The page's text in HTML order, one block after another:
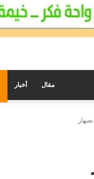
مقال أخبار
انصهار